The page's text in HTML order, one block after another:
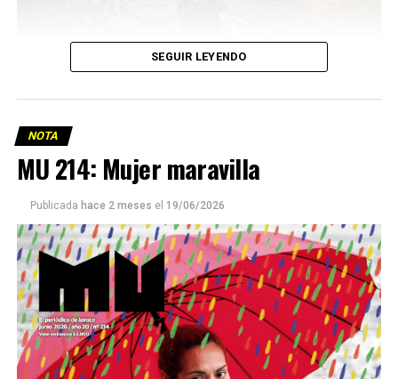
Este número 215 de MU ☝️viene con doble tapa, que
podría ser una frase:
Sin chamuyo, a remarla.
SEGUIR LEYENDO
NOTA
MU 214: Mujer maravilla
Publicada hace 2 meses el 19/06/2026